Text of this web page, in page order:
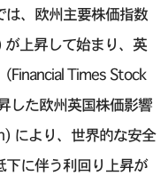
は、欧州主要株価指数
上昇して始まり、英
Times Stock
した欧州英国株価影響
により、世界的な安全
下に伴う利回り上昇が